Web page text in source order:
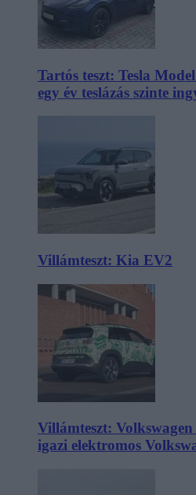
Tartós teszt: Tesla
egy év teslázás szinte
Villámteszt: Kia EV2
Villámteszt:
igazi elektromos